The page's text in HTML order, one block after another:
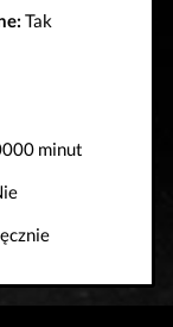
Tak
minut